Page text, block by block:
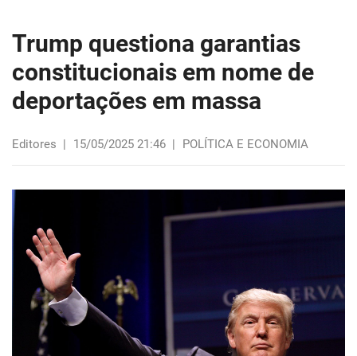
Trump questiona garantias
constitucionais em nome de
deportações em massa
Editores | 15/05/2025 21:46 | POLÍTICA E ECONOMIA